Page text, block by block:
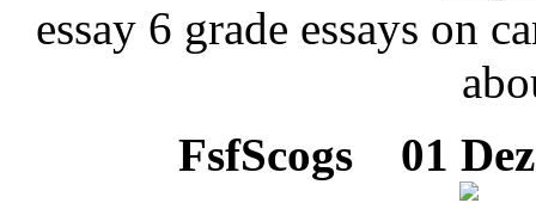
essay 6 grade essays on
FsfScogs
01